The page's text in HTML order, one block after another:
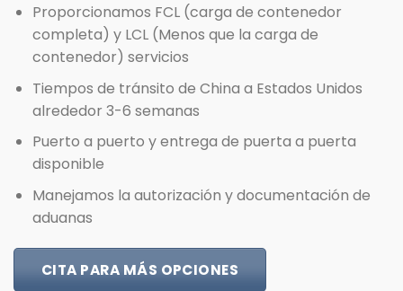
Proporcionamos FCL (carga de contenedor
completa) y LCL (Menos que la carga de
contenedor) servicios
Tiempos de tránsito de China a Estados Unidos
alrededor 3-6 semanas
Puerto a puerto y entrega de puerta a puerta
disponible
Manejamos la autorización y documentación de
aduanas
CITA PARA MÁS OPCIONES